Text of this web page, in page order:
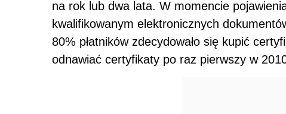
na rok lub dwa lata. W momencie
kwalifikowanym elektronicznych
80% płatników zdecydowało się kupić
odnawiać certyfikaty po raz pierwszy w